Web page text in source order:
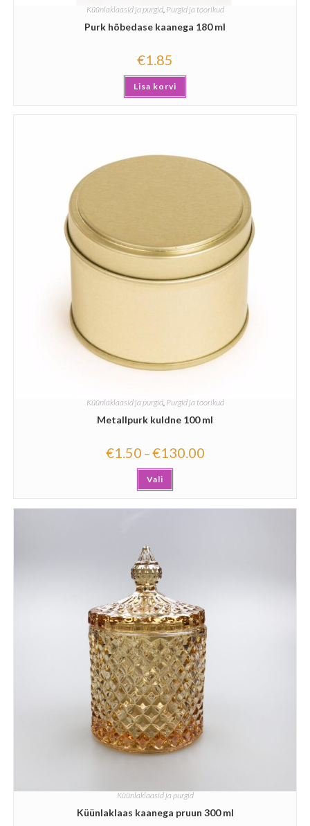
Küünlaklaasid ja purgid, Purgid ja toorikud
Purk hõbedase kaanega 180 ml
€1.85
Lisa korvi
Küünlaklaasid ja purgid, Purgid ja toorikud
Metallpurk kuldne 100 ml
€1.50 –€130.00
Vali
Küünlaklaasid ja purgid
Küünlaklaas kaanega pruun 300 ml